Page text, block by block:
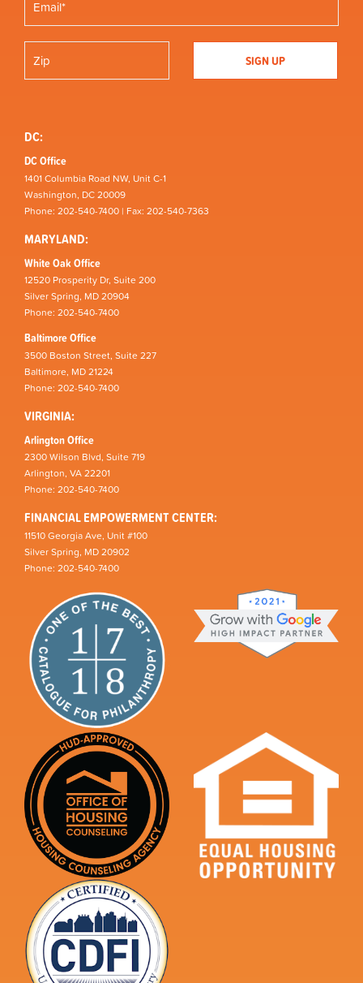
DC:
DC Office
1401 Columbia Road NW, Unit C-1
Washington, DC 20009
Phone: 202-540-7400 | Fax: 202-540-7363
MARYLAND:
White Oak Office
12520 Prosperity Dr, Suite 200
Silver Spring, MD 20904
Phone: 202-540-7400
Baltimore Office
3500 Boston Street, Suite 227
Baltimore, MD 21224
Phone: 202-540-7400
VIRGINIA:
Arlington Office
2300 Wilson Blvd, Suite 719
Arlington, VA 22201
Phone: 202-540-7400
FINANCIAL EMPOWERMENT CENTER:
11510 Georgia Ave, Unit #100
Silver Spring, MD 20902
Phone: 202-540-7400